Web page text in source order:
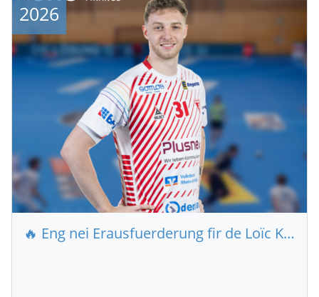
🔥 Eng nei Erausfuerderung fir de Loïc Kaysen 🔥
2026